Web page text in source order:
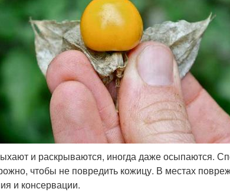
и раскрываются, иногда даже осыпаются.
чтобы не повредить кожицу. В местах
и консервации.